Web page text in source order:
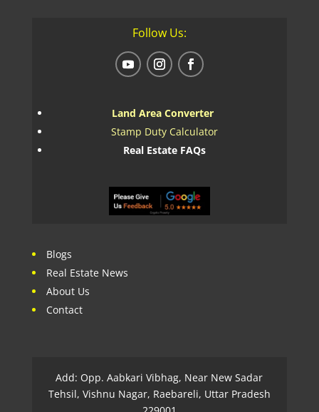
Follow Us:
Land Area Converter
Stamp Duty Calculator
Real Estate FAQs
Blogs
Real Estate News
About Us
Contact
Add: Opp. Aabkari Vibhag, Near New Sadar
Tehsil, Vishnu Nagar, Raebareli, Uttar Pradesh